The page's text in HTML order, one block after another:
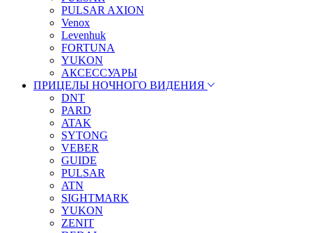
PULSAR AXION
Venox
Levenhuk
FORTUNA
YUKON
АКСЕССУАРЫ
ПРИЦЕЛЫ НОЧНОГО ВИДЕНИЯ
DNT
PARD
ATAK
SYTONG
VEBER
GUIDE
PULSAR
ATN
SIGHTMARK
YUKON
ZENIT